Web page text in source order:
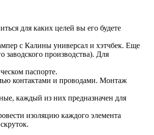
для каких целей вы его будете
с Калины универсал и хэтчбек. Еще
заводского производства). Для
паспорте.
контактами и проводами. Монтаж
каждый из них предназначен для
изоляцию каждого элемента